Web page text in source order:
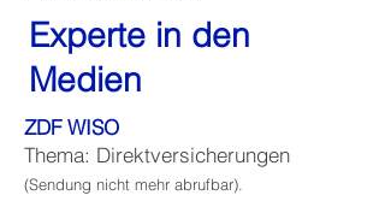
Experte in den
Medien
ZDF WISO
Thema: Direktversicherungen
(Sendung nicht mehr abrufbar).